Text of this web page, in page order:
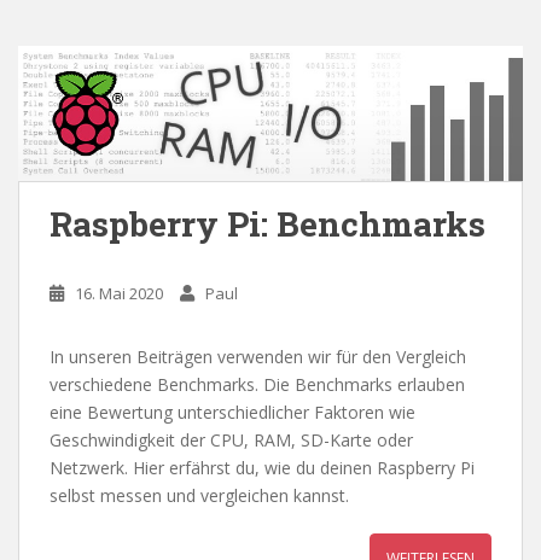
Raspberry Pi: Benchmarks
16. Mai 2020 Paul
In unseren Beiträgen verwenden wir für den Vergleich
verschiedene Benchmarks. Die Benchmarks erlauben
eine Bewertung unterschiedlicher Faktoren wie
Geschwindigkeit der CPU, RAM, SD-Karte oder
Netzwerk. Hier erfährst du, wie du deinen Raspberry Pi
selbst messen und vergleichen kannst.